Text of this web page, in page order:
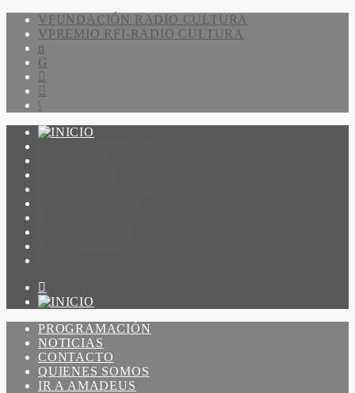
FUNDACIÓN RADIO CULTURA
PREMIO RFI-RADIO CULTURA
PROGRAMACIÓN
NOTICIAS
CONTACTO
QUIENES SOMOS
IR A AMADEUS